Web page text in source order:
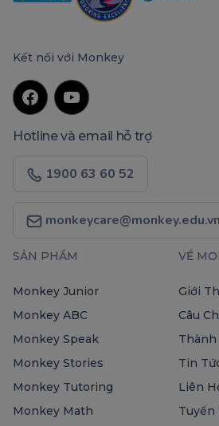
Kết nối với Monkey
Hotline và email hỗ trợ
1900 63 60 52
monkeycare@monkey.edu.vn
SẢN PHẨM
Monkey Junior
Monkey ABC
Monkey Speak
Monkey Stories
Monkey Tutoring
Monkey Math
VỀ
Giới
Câu
Tin
Liên
Tuyển